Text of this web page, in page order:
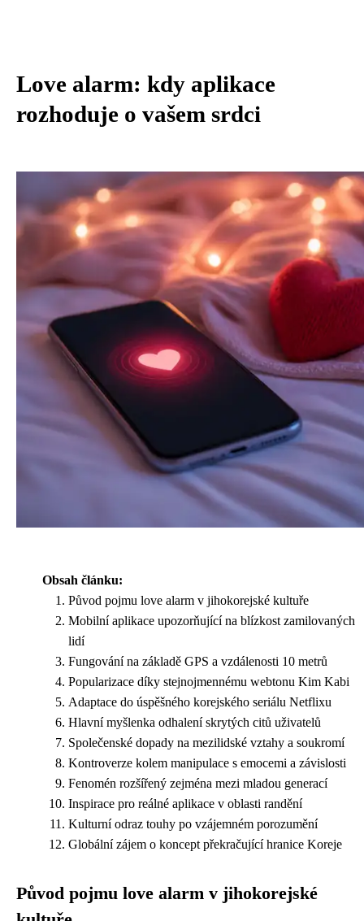
Love alarm: kdy aplikace
rozhoduje o vašem srdci
Obsah článku:
Původ pojmu love alarm v jihokorejské kultuře
Mobilní aplikace upozorňující na blízkost zamilovaných
lidí
Fungování na základě GPS a vzdálenosti 10 metrů
Popularizace díky stejnojmennému webtonu Kim Kabi
Adaptace do úspěšného korejského seriálu Netflixu
Hlavní myšlenka odhalení skrytých citů uživatelů
Společenské dopady na mezilidské vztahy a soukromí
Kontroverze kolem manipulace s emocemi a závislosti
Fenomén rozšířený zejména mezi mladou generací
Inspirace pro reálné aplikace v oblasti randění
Kulturní odraz touhy po vzájemném porozumění
Globální zájem o koncept překračující hranice Koreje
Původ pojmu love alarm v jihokorejské